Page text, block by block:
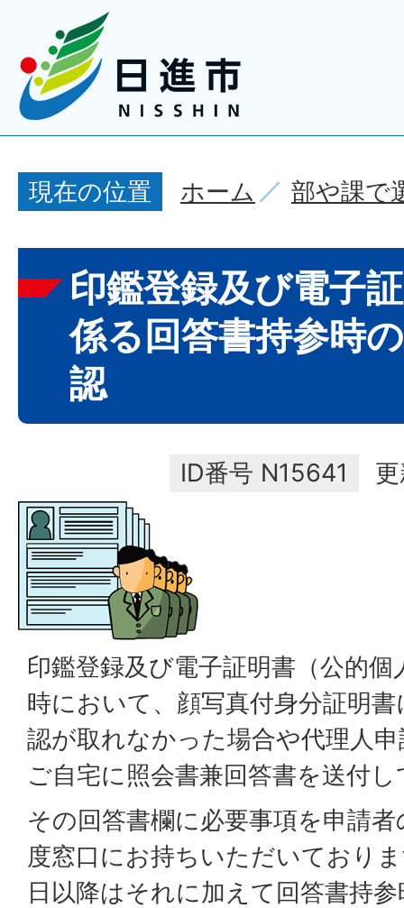
現在の位置 ホーム 部や課で
印鑑登録及び電子
係る回答書持参時
認
ID番号 N15641
印鑑登録及び電子証明書（公的
時において、顔写真付身分証明
認が取れなかった場合や代理人
ご自宅に照会書兼回答書を送付
その回答書欄に必要事項を申請
度窓口にお持ちいただいており
日以降はそれに加えて回答書持